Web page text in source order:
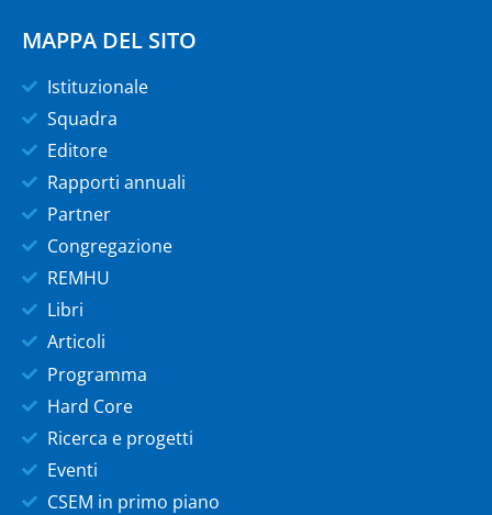
MAPPA DEL SITO
Istituzionale
Squadra
Editore
Rapporti annuali
Partner
Congregazione
REMHU
Libri
Articoli
Programma
Hard Core
Ricerca e progetti
Eventi
CSEM in primo piano